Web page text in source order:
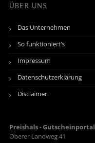
ÜBER UNS
Das Unternehmen
So funktioniert’s
Impressum
Datenschutzerklärung
Disclaimer
Preishals - Gutscheinportal
Oberer Landweg 41